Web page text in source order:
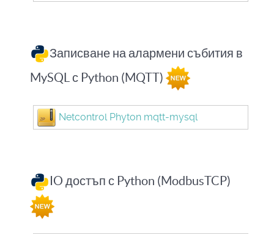
Записване на алармени събития в
MySQL с Python (MQTT)
Netcontrol Phyton mqtt-mysql
IO достъп с Python (ModbusTCP)